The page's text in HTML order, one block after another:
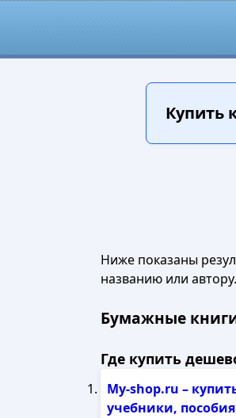
Купить
Ниже показаны
названию или автору.
Бумажные
Где купить
My-shop.ru –
учебники,